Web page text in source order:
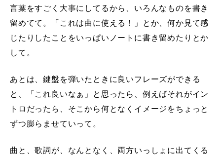
言葉をすごく大事にしてるから、いろんなものを書き
留めてて。「これは曲に使える！」とか、何か見て感
じたりしたことをいっぱいノートに書き留めたりとか
して。
あとは、鍵盤を弾いたときに良いフレーズができる
と、「これ良いなぁ」と思ったら、例えばそれがイン
トロだったら、そこから何となくイメージをちょっと
ずつ膨らませていって。
曲と、歌詞が、なんとなく、両方いっしょに出てくる